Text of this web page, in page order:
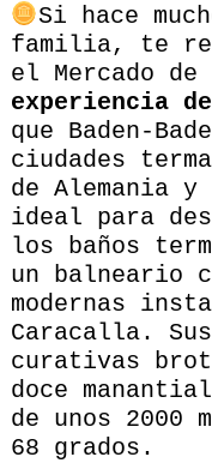
Si hace
familia, te
el Mercado de
experiencia
que Baden-
ciudades
de Alemania y
ideal para
los baños
un balneario
modernas
Caracalla.
curativas
doce
de unos 2000
68 grados.